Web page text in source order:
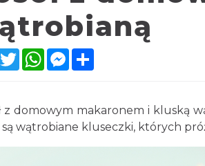
TwitterWhatsAppMessenger
z domowym makaronem i kluską
wątrobiane kluseczki, których